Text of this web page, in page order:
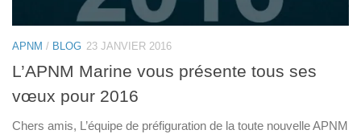
APNM / BLOG 23 JANVIER 2016
L’APNM Marine vous présente tous ses
vœux pour 2016
Chers amis, L’équipe de préfiguration de la toute nouvelle APNM